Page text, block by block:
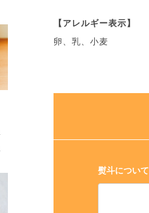
【アレルギー表示】
卵、乳、小麦
熨斗について